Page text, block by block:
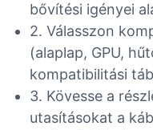
bővítési igényei
2. Válasszon
(alaplap, GPU,
kompatibilitási
3. Kövesse a
utasításokat a